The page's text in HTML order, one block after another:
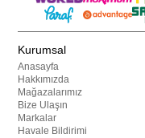
Kurumsal
Anasayfa
Hakkımızda
Mağazalarımız
Bize Ulaşın
Markalar
Havale Bildirimi